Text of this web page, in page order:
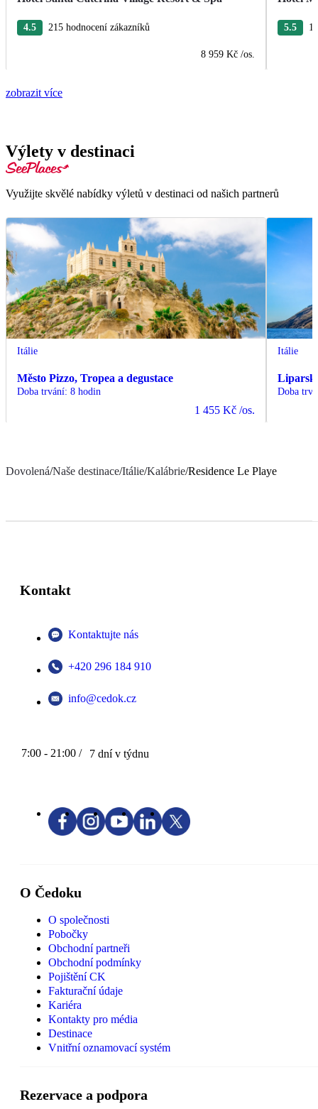
4.5 215 hodnocení zákazníků
8 959 Kč /os.
5.5
zobrazit více
Výlety v destinaci
Využijte skvělé nabídky výletů v destinaci od našich partnerů
Itálie
Město Pizzo, Tropea a degustace
Doba trvání: 8 hodin
1 455 Kč /os.
Itálie
Doba
Dovolená/Naše destinace/Itálie/Kalábrie/Residence Le Playe
Kontakt
Kontaktujte nás
+420 296 184 910
info@cedok.cz
7:00 - 21:00 / 7 dní v týdnu
O Čedoku
O společnosti
Pobočky
Obchodní partneři
Obchodní podmínky
Pojištění CK
Fakturační údaje
Kariéra
Kontakty pro média
Destinace
Vnitřní oznamovací systém
Rezervace a podpora